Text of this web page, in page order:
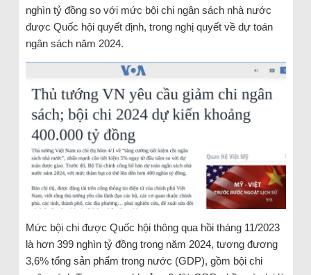
nghìn tỷ đồng so với mức bội chi ngân sách nhà nước
được Quốc hội quyết định, trong nghị quyết về dự toán
ngân sách năm 2024.
Mức bội chi được Quốc hội thông qua hồi tháng 11/2023
là hơn 399 nghìn tỷ đồng trong năm 2024, tương đương
3,6% tổng sản phẩm trong nước (GDP), gồm bội chi